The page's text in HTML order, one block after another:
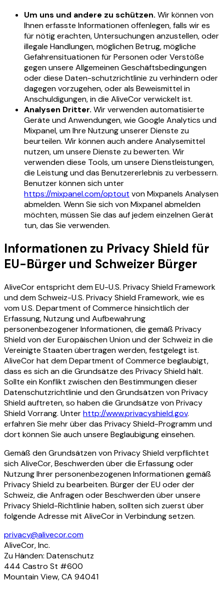
Um uns und andere zu schützen. Wir können von
Ihnen erfasste Informationen offenlegen, falls wir es
für nötig erachten, Untersuchungen anzustellen, oder
illegale Handlungen, möglichen Betrug, mögliche
Gefahrensituationen für Personen oder Verstöße
gegen unsere Allgemeinen Geschäftsbedingungen
oder diese Daten-schutzrichtlinie zu verhindern oder
dagegen vorzugehen, oder als Beweismittel in
Anschuldigungen, in die AliveCor verwickelt ist.
Analysen Dritter. Wir verwenden automatisierte
Geräte und Anwendungen, wie Google Analytics und
Mixpanel, um Ihre Nutzung unserer Dienste zu
beurteilen. Wir können auch andere Analysemittel
nutzen, um unsere Dienste zu bewerten. Wir
verwenden diese Tools, um unsere Dienstleistungen,
die Leistung und das Benutzererlebnis zu verbessern.
Benutzer können sich unter
https://mixpanel.com/optout von Mixpanels Analysen
abmelden. Wenn Sie sich von Mixpanel abmelden
möchten, müssen Sie das auf jedem einzelnen Gerät
tun, das Sie verwenden.
Informationen zu Privacy Shield für
EU-Bürger und Schweizer Bürger
AliveCor entspricht dem EU-U.S. Privacy Shield Framework
und dem Schweiz-U.S. Privacy Shield Framework, wie es
vom U.S. Department of Commerce hinsichtlich der
Erfassung, Nutzung und Aufbewahrung
personenbezogener Informationen, die gemäß Privacy
Shield von der Europäischen Union und der Schweiz in die
Vereinigte Staaten übertragen werden, festgelegt ist.
AliveCor hat dem Department of Commerce beglaubigt,
dass es sich an die Grundsätze des Privacy Shield hält.
Sollte ein Konflikt zwischen den Bestimmungen dieser
Datenschutzrichtlinie und den Grundsätzen von Privacy
Shield auftreten, so haben die Grundsätze von Privacy
Shield Vorrang. Unterhttp://www.privacyshield.gov.
erfahren Sie mehr über das Privacy Shield-Programm und
dort können Sie auch unsere Beglaubigung einsehen.
Gemäß den Grundsätzen von Privacy Shield verpflichtet
sich AliveCor, Beschwerden über die Erfassung oder
Nutzung Ihrer personenbezogenen Informationen gemäß
Privacy Shield zu bearbeiten. Bürger der EU oder der
Schweiz, die Anfragen oder Beschwerden über unsere
Privacy Shield-Richtlinie haben, sollten sich zuerst über
folgende Adresse mit AliveCor in Verbindung setzen.
privacy@alivecor.com
AliveCor, Inc.
Zu Händen: Datenschutz
444 Castro St #600
Mountain View, CA 94041